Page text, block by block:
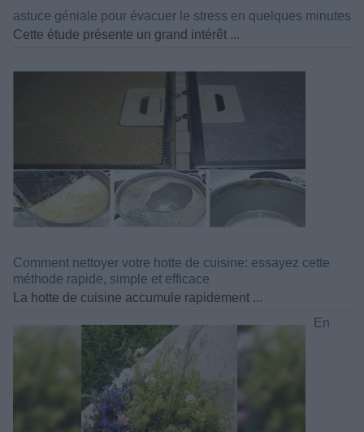
astuce géniale pour évacuer le stress en quelques minutes
Cette étude présente un grand intérêt ...
Comment nettoyer votre hotte de cuisine: essayez cette
méthode rapide, simple et efficace
La hotte de cuisine accumule rapidement ...
En